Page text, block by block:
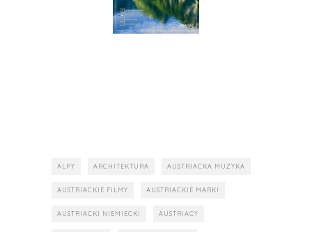
ALPY ARCHITEKTURA AUSTRIACKA MUZYKA
AUSTRIACKIE FILMY AUSTRIACKIE MARKI
AUSTRIACKI NIEMIECKI AUSTRIACY